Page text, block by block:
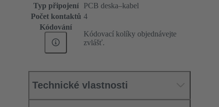
Typ připojení
PCB deska–kabel
Počet kontaktů 4
Kódování
Kódovací kolíky objednávejte
zvlášť.
Technické vlastnosti